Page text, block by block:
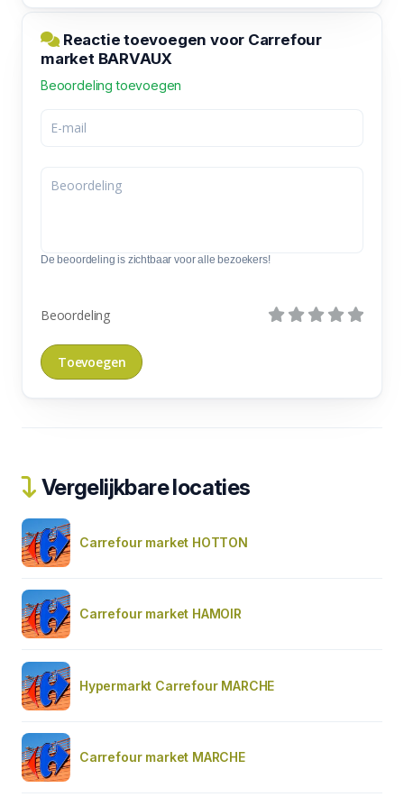
Reactie toevoegen voor Carrefour
market BARVAUX
Beoordeling toevoegen
De beoordeling is zichtbaar voor alle bezoekers!
Beoordeling
Vergelijkbare locaties
Carrefour market HOTTON
Carrefour market HAMOIR
Hypermarkt Carrefour MARCHE
Carrefour market MARCHE